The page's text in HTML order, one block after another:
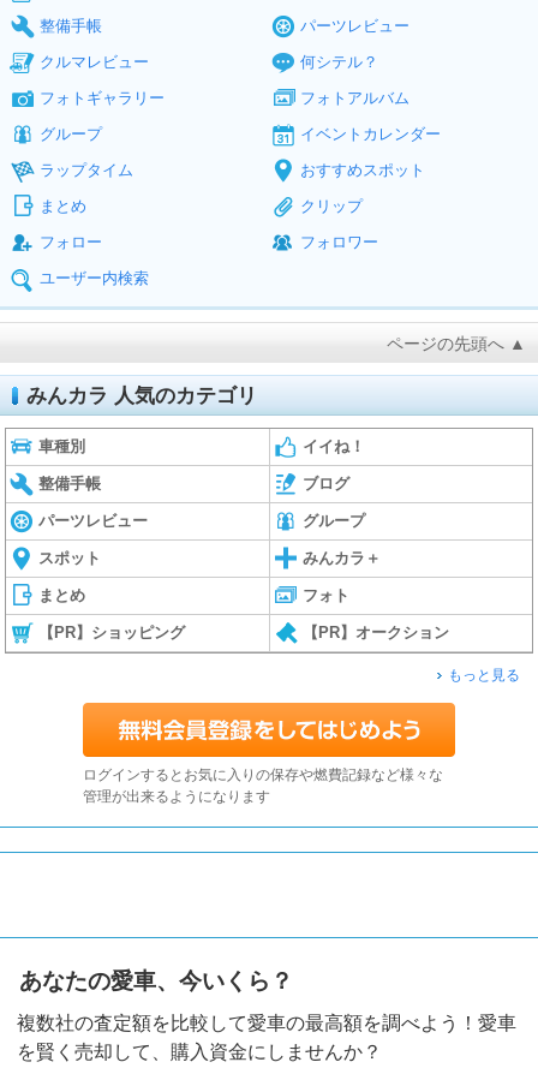
整備手帳
パーツレビュー
クルマレビュー
何シテル？
フォトギャラリー
フォトアルバム
グループ
イベントカレンダー
ラップタイム
おすすめスポット
まとめ
クリップ
フォロー
フォロワー
ユーザー内検索
ページの先頭へ ▲
みんカラ 人気のカテゴリ
車種別 イイね！
整備手帳 ブログ
パーツレビュー グループ
スポット みんカラ＋
まとめ フォト
【PR】ショッピング 【PR】オークション
もっと見る
ログインするとお気に入りの保存や燃費記録など様々な
管理が出来るようになります
あなたの愛車、今いくら？
複数社の査定額を比較して愛車の最高額を調べよう！愛車
を賢く売却して、購入資金にしませんか？